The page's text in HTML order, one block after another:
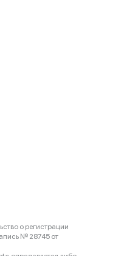
о регистрации
№ 28745 от